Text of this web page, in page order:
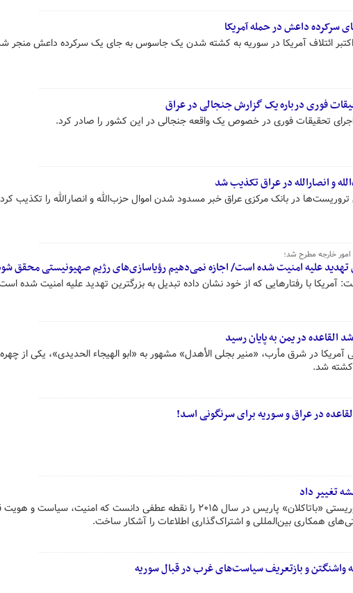
داعش در حمله آمریکا
اکتبر ائتلاف آمریکا در سوریه به کشته شدن یک جاسوس به جای یک سرکرده داعش منجر
فوری درباره یک گزارش جنجالی در عراق
تحقیقات فوری در خصوص یک واقعه جنجالی در این کشور را صادر کرد.
و انصارالله در عراق تکذیب شد
در بانک مرکزی عراق خبر مسدود شدن اموال حزب‌الله و انصارالله را تکذیب
خارجه مطرح شد؛
تهدید علیه امنیت شده است/ اجازه نمی‌دهیم رؤیاسازی‌های رژیم صهیونیستی محقق
با رفتارهایی که از خود نشان داده تبدیل به بزرگترین تهدید علیه امنیت شده
در یمن به پایان رسید
آمریکا در شرق مأرب، «منیر بجلی الأهدل» مشهور به «ابو الهیجاء الحدیدی»، یکی از
کشته شد.
در عراق و سـوریه برای سرنگونی اسـد!
تغییر داد
رسانه اسپانیایی حمله تروریستی «باتاکلان» پاریس در سال ۲۰۱۵ را نقطه عطفی دانست که امنیت،
همکاری بین‌المللی و اشتراک‌گذاری اطلاعات را آشکار ساخت.
واشنگتن و بازتعریف سیاست‌های غرب در قبال سوریه